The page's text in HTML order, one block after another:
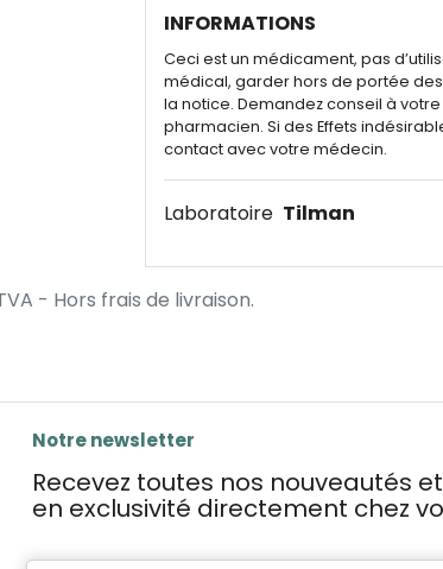
INFORMATIONS
Ceci est un médicament, pas
médical, garder hors de portée
la notice. Demandez conseil à
pharmacien. Si des Effets
contact avec votre médecin.
Laboratoire Tilman
- Hors frais de livraison.
Notre newsletter
Recevez toutes nos nouveautés
en exclusivité directement chez